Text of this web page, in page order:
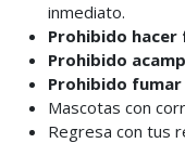
inmediato.
Prohibido hacer
Prohibido
Prohibido fumar
Mascotas con
Regresa con tus